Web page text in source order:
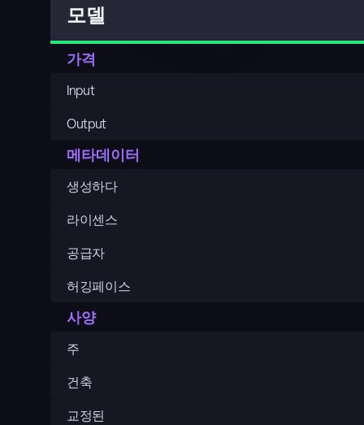
모델
가격
Input
Output
메타데이터
생성하다
라이센스
공급자
허깅페이스
사양
주
건축
교정된